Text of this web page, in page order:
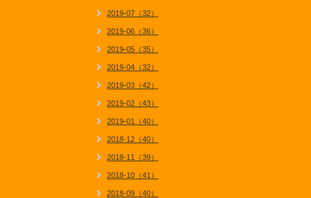
2019-07（32）
2019-06（36）
2019-05（35）
2019-04（32）
2019-03（42）
2019-02（43）
2019-01（40）
2018-12（40）
2018-11（39）
2018-10（41）
2018-09（40）